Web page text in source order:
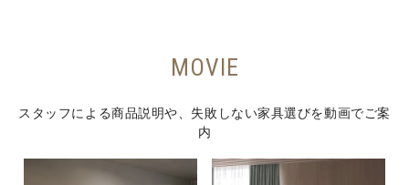
MOVIE
スタッフによる商品説明や、失敗しない家具選びを動画でご案
内